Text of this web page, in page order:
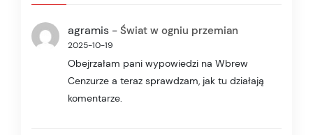
agramis - Świat w ogniu przemian
2025-10-19
Obejrzałam pani wypowiedzi na Wbrew
Cenzurze a teraz sprawdzam, jak tu działają
komentarze.